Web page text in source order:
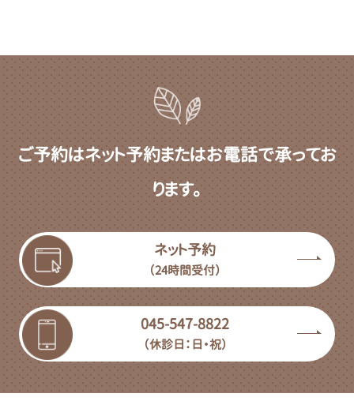
ご予約はネット予約またはお電話で承ってお
ります。
ネット予約
（24時間受付）
045-547-8822
（休診日：日・祝）